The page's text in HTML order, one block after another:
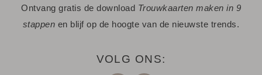
Ontvang gratis de download Trouwkaarten maken in 9
stappen en blijf op de hoogte van de nieuwste trends.
VOLG ONS: